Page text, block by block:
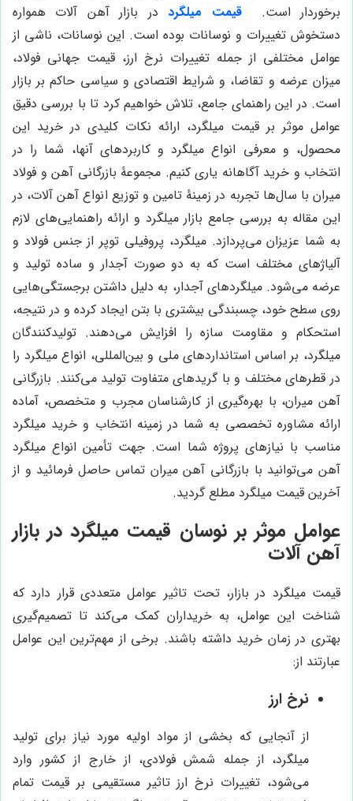
برخوردار است.
قیمت میلگرددر بازار آهن آلات همواره
دستخوش تغییرات و نوسانات بوده است. این نوسانات، ناشی از
عوامل مختلفی از جمله تغییرات نرخ ارز، قیمت جهانی فولاد،
میزان عرضه و تقاضا، و شرایط اقتصادی و سیاسی حاکم بر بازار
است. در این راهنمای جامع، تلاش خواهیم کرد تا با بررسی دقیق
عوامل موثر بر قیمت میلگرد، ارائه نکات کلیدی در خرید این
محصول، و معرفی انواع میلگرد و کاربردهای آنها، شما را در
انتخاب و خرید آگاهانه یاری کنیم. مجموعۀ بازرگانی آهن و فولاد
میران با سال‌ها تجربه در زمینۀ تامین و توزیع انواع آهن آلات، در
این مقاله به بررسی جامع بازار میلگرد و ارائه راهنمایی‌های لازم
به شما عزیزان می‌پردازد. میلگرد، پروفیلی توپر از جنس فولاد و
آلیاژهای مختلف است که به دو صورت آجدار و ساده تولید و
عرضه می‌شود. میلگردهای آجدار، به دلیل داشتن برجستگی‌هایی
روی سطح خود، چسبندگی بیشتری با بتن ایجاد کرده و در نتیجه،
استحکام و مقاومت سازه را افزایش می‌دهند. تولیدکنندگان
میلگرد، بر اساس استانداردهای ملی و بین‌المللی، انواع میلگرد را
در قطرهای مختلف و با گریدهای متفاوت تولید می‌کنند. بازرگانی
آهن میران، با بهره‌گیری از کارشناسان مجرب و متخصص، آماده
ارائه مشاوره تخصصی به شما در زمینه انتخاب و خرید میلگرد
مناسب با نیازهای پروژه شما است. جهت تأمین انواع میلگرد
آهن می‌توانید با بازرگانی آهن میران تماس حاصل فرمائید و از
آخرین قیمت میلگرد مطلع گردید.
عوامل موثر بر نوسان قیمت میلگرد در بازار
آهن آلات
قیمت میلگرد در بازار، تحت تاثیر عوامل متعددی قرار دارد که
شناخت این عوامل، به خریداران کمک می‌کند تا تصمیم‌گیری
بهتری در زمان خرید داشته باشند. برخی از مهم‌ترین این عوامل
عبارتند از:
نرخ ارز
از آنجایی که بخشی از مواد اولیه مورد نیاز برای تولید
میلگرد، از جمله شمش فولادی، از خارج از کشور وارد
می‌شود، تغییرات نرخ ارز تاثیر مستقیمی بر قیمت تمام